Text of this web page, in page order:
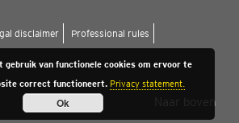
dis­clai­mer
Pro­fes­si­o­nal rules
Naar boven
gebruik van functionele cookies om ervoor te
correct functioneert. Privacy statement.
Ok